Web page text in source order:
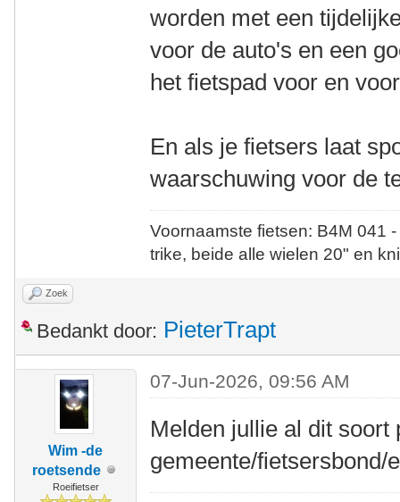
worden met een
voor de auto's en een
het fietspad voor en
En als je fietsers laat
waarschuwing voor de
Voornaamste fietsen: B4M
trike, beide alle wielen 20" en
Zoek
Bedankt door: PieterTrapt
Wim -de
roetsende
Roeifietser
07-Jun-2026, 09:56 AM
Melden jullie al dit soort
gemeente/fietsersbond/